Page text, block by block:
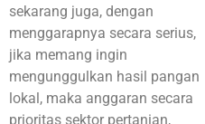
sekarang juga, dengan
menggarapnya secara serius,
jika memang ingin
mengunggulkan hasil pangan
lokal, maka anggaran secara
prioritas sektor pertanian,